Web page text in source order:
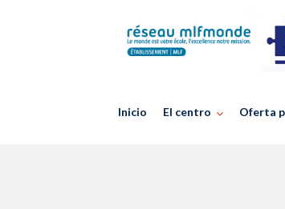
Inicio El centro Oferta